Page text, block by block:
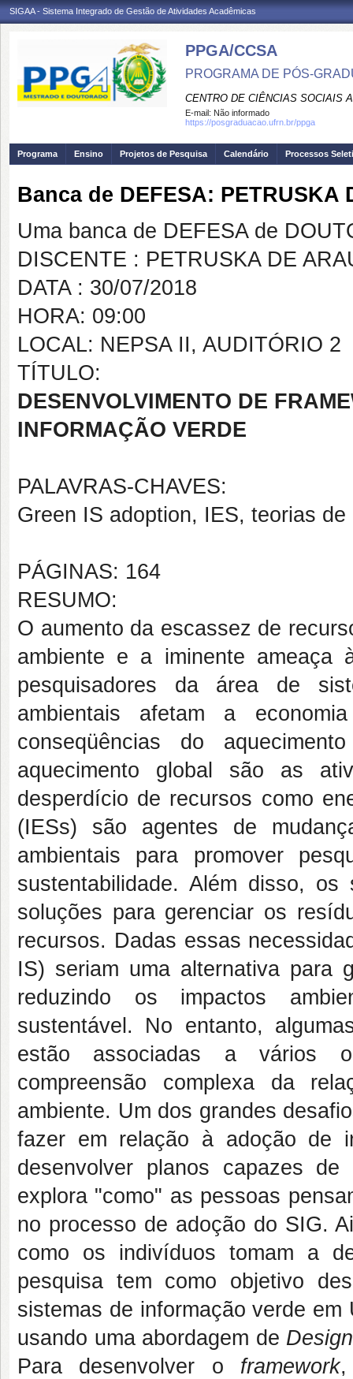
SIGAA - Sistema Integrado de Gestão de Atividades Acadêmicas
PPGA/CCSA
PROGRAMA DE PÓS-
CENTRO DE CIÊNCIAS SOCIAIS
E-mail: Não informado
https://posgraduacao.ufrn.br/ppga
Programa Ensino Projetos de Pesquisa Calendário Processos
Banca de DEFESA: PETRUSKA
Uma banca de DEFESA de
DISCENTE : PETRUSKA DE
DATA : 30/07/2018
HORA: 09:00
LOCAL: NEPSA II, AUDITÓRIO 2
TÍTULO:
DESENVOLVIMENTO DE
INFORMAÇÃO VERDE
PALAVRAS-CHAVES:
Green IS adoption, IES, teorias
PÁGINAS: 164
RESUMO:
O aumento da escassez de
ambiente e a iminente ameaça
pesquisadores da área de
ambientais afetam a
conseqüências do
aquecimento global são as
desperdício de recursos como
(IESs) são agentes de
ambientais para promover
sustentabilidade. Além disso,
soluções para gerenciar os
recursos. Dadas essas
IS) seriam uma alternativa para
reduzindo os impactos
sustentável. No entanto,
estão associadas a vários
compreensão complexa da
ambiente. Um dos grandes
fazer em relação à adoção de
desenvolver planos capazes
explora "como" as pessoas
no processo de adoção do SIG.
como os indivíduos tomam a
pesquisa tem como objetivo
sistemas de informação verde
usando uma abordagem de Design
Para desenvolver o framework,